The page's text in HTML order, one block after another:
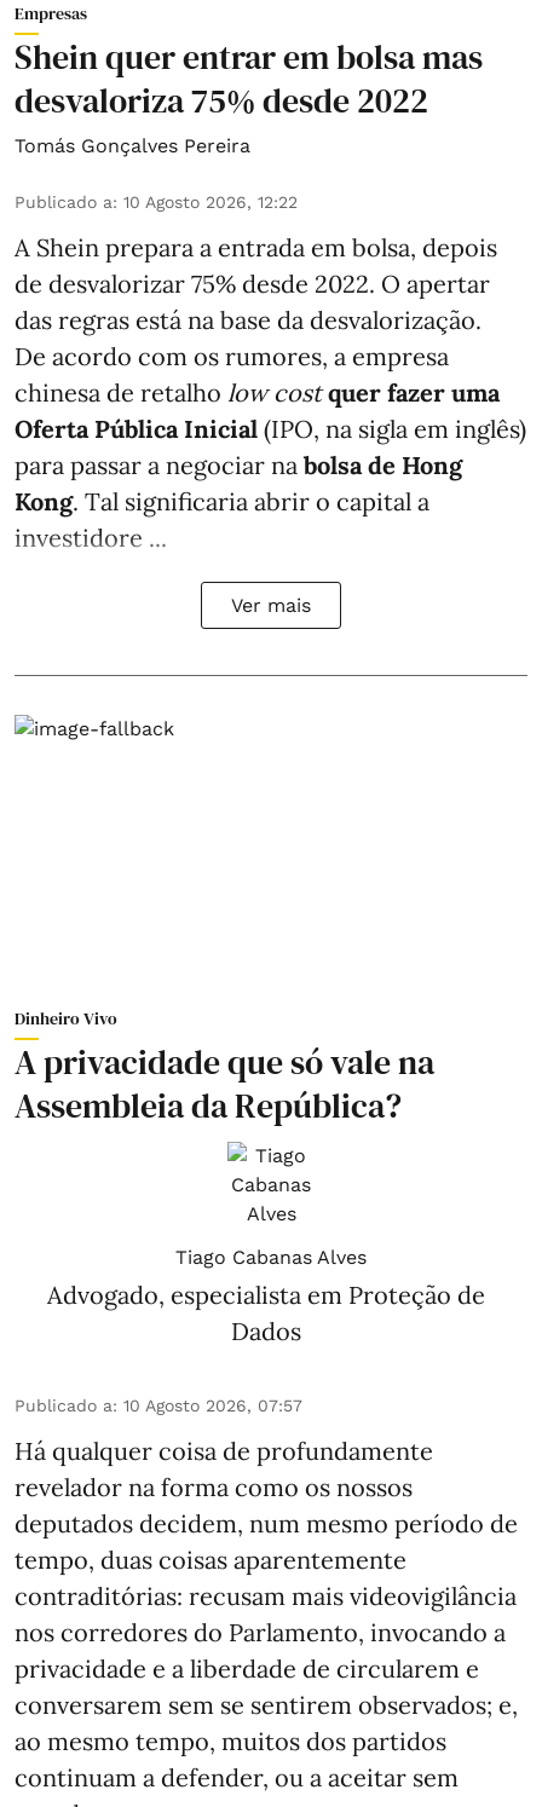
Empresas
Shein quer entrar em bolsa mas
desvaloriza 75% desde 2022
Tomás Gonçalves Pereira
Publicado a: 10 Agosto 2026, 12:22
A Shein prepara a entrada em bolsa, depois
de desvalorizar 75% desde 2022. O apertar
das regras está na base da desvalorização.
De acordo com os rumores, a empresa
chinesa de retalho low cost quer fazer uma
Oferta Pública Inicial (IPO, na sigla em inglês)
para passar a negociar na bolsa de Hong
Kong. Tal significaria abrir o capital a
investidore ...
Ver mais
Dinheiro Vivo
A privacidade que só vale na
Assembleia da República?
Tiago Cabanas Alves
Advogado, especialista em Proteção de
Dados
Publicado a: 10 Agosto 2026, 07:57
Há qualquer coisa de profundamente
revelador na forma como os nossos
deputados decidem, num mesmo período de
tempo, duas coisas aparentemente
contraditórias: recusam mais videovigilância
nos corredores do Parlamento, invocando a
privacidade e a liberdade de circularem e
conversarem sem se sentirem observados; e,
ao mesmo tempo, muitos dos partidos
continuam a defender, ou a aceitar sem